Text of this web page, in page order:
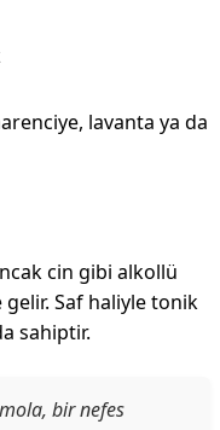
lavanta ya da
cin gibi alkollü
gelir. Saf haliyle tonik
sahiptir.
bir nefes